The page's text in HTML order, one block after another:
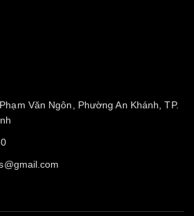
Văn Ngôn, Phường An Khánh, TP.